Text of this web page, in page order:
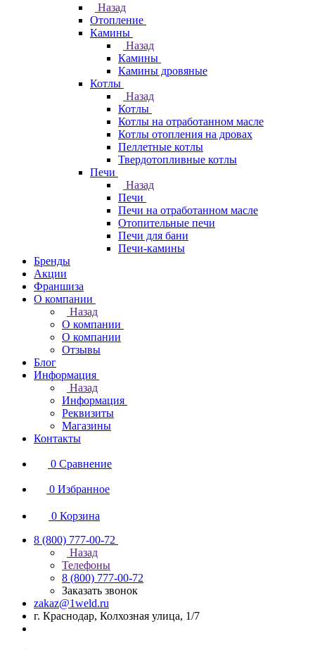
Назад
Отопление
Камины
Назад
Камины
Камины дровяные
Котлы
Назад
Котлы
Котлы на отработанном масле
Котлы отопления на дровах
Пеллетные котлы
Твердотопливные котлы
Печи
Назад
Печи
Печи на отработанном масле
Отопительные печи
Печи для бани
Печи-камины
Бренды
Акции
Франшиза
О компании
Назад
О компании
О компании
Отзывы
Блог
Информация
Назад
Информация
Реквизиты
Магазины
Контакты
0 Сравнение
0 Избранное
0 Корзина
8 (800) 777-00-72
Назад
Телефоны
8 (800) 777-00-72
Заказать звонок
zakaz@1weld.ru
г. Краснодар, Колхозная улица, 1/7